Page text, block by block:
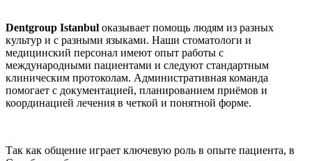
Dentgroup Istanbul оказывает помощь людям из разных
культур и с разными языками. Наши стоматологи и
медицинский персонал имеют опыт работы с
международными пациентами и следуют стандартным
клиническим протоколам. Административная команда
помогает с документацией, планированием приёмов и
координацией лечения в четкой и понятной форме.
Так как общение играет ключевую роль в опыте пациента, в